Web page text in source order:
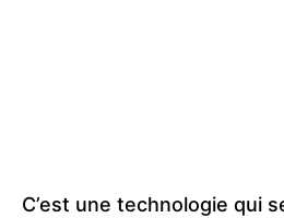
C’est une technologie qui